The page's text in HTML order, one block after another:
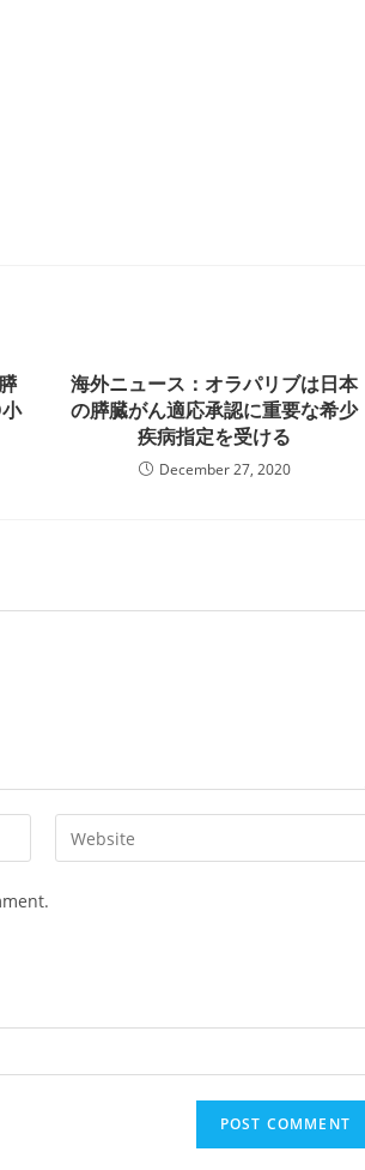
海外ニュース：オラパリブは日本
の膵臓がん適応承認に重要な希少
疾病指定を受ける
December 27, 2020
Enter
your